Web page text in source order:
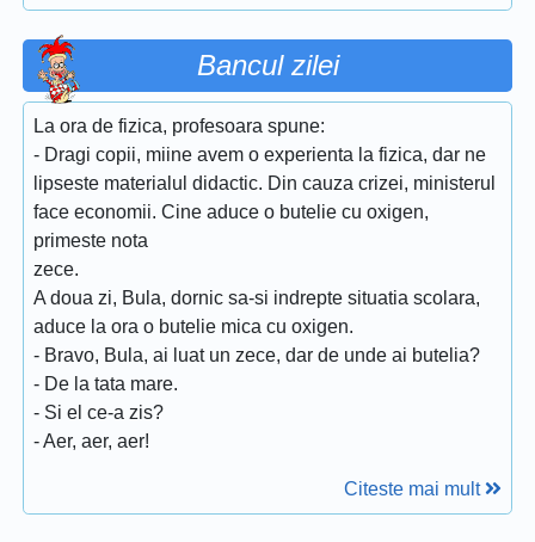
Bancul zilei
La ora de fizica, profesoara spune:
- Dragi copii, miine avem o experienta la fizica, dar ne
lipseste materialul didactic. Din cauza crizei, ministerul
face economii. Cine aduce o butelie cu oxigen,
primeste nota
zece.
A doua zi, Bula, dornic sa-si indrepte situatia scolara,
aduce la ora o butelie mica cu oxigen.
- Bravo, Bula, ai luat un zece, dar de unde ai butelia?
- De la tata mare.
- Si el ce-a zis?
- Aer, aer, aer!
Citeste mai mult